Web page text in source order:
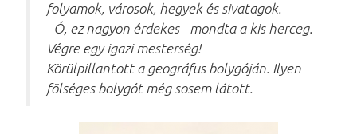
folyamok, városok, hegyek és sivatagok.
- Ó, ez nagyon érdekes - mondta a kis herceg. -
Végre egy igazi mesterség!
Körülpillantott a geográfus bolygóján. Ilyen
fölséges bolygót még sosem látott.